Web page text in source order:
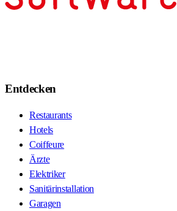
Entdecken
Restaurants
Hotels
Coiffeure
Ärzte
Elektriker
Sanitärinstallation
Garagen